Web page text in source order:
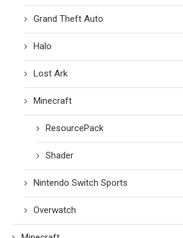
Grand Theft Auto
Halo
Lost Ark
Minecraft
ResourcePack
Shader
Nintendo Switch Sports
Overwatch